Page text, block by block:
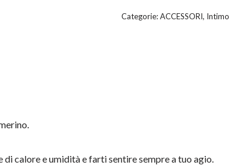
Categorie:ACCESSORI, Intimo
calore e umidità e farti sentire sempre a tuo agio.